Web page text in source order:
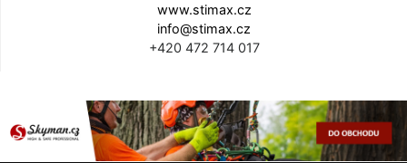
www.stimax.cz
info@stimax.cz
+420 472 714 017